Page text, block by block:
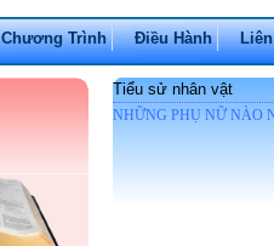
Chương Trình Điều Hành
Tiểu sử nhân vật
NHỮNG PHỤ NỮ NÀO